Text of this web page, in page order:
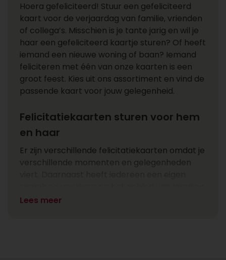
Hoera gefeliciteerd! Stuur een gefeliciteerd
kaart voor de verjaardag van familie, vrienden
of collega’s. Misschien is je tante jarig en wil je
haar een gefeliciteerd kaartje sturen? Of heeft
iemand een nieuwe woning of baan? Iemand
feliciteren met één van onze kaarten is een
groot feest. Kies uit ons assortiment en vind de
passende kaart voor jouw gelegenheid.
Felicitatiekaarten sturen voor hem
en haar
Er zijn verschillende felicitatiekaarten omdat je
verschillende momenten en gelegenheden
zoals humor, stijl, kleur en design. Vaak zie je
Lees meer